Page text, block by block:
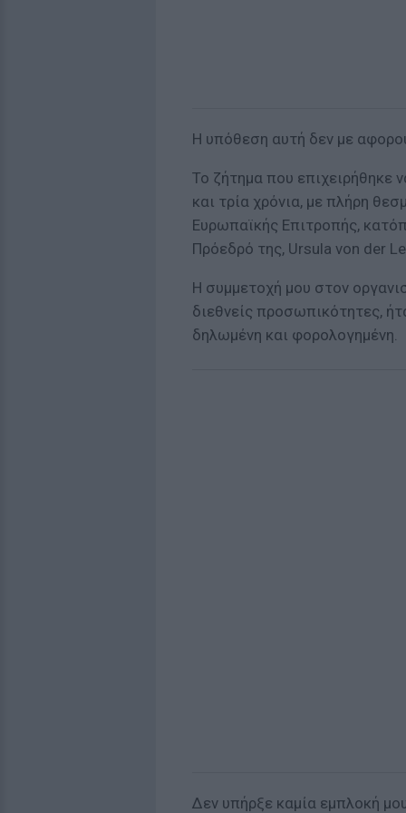
Η υπόθεση αυτή δεν με
Το ζήτημα που επιχειρήθηκε
και τρία χρόνια, με πλήρη
Ευρωπαϊκής Επιτροπής,
Πρόεδρό της, Ursula von der
Η συμμετοχή μου στον
διεθνείς προσωπικότητες,
δηλωμένη και φορολογημένη.
Δεν υπήρξε καμία εμπλοκή